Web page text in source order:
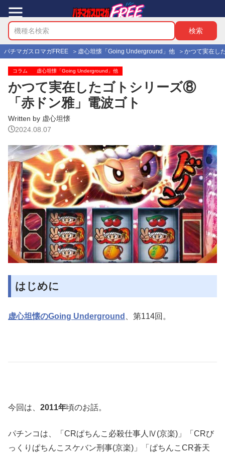
パチマガスロマガFREE 虚心坦懐「Going Underground」他 かつて実在し
コラム 虚心坦懐「Going Underground」他
かつて実在したゴトシリーズ⑧
「赤ドン雅」電波ゴト
Written by 虚心坦懐
2024.08.07
はじめに
虚心坦懐のGoing Underground 、第114回。
今回は、 2011年頃のお話。
パチンコは、「CRぱちんこ必殺仕事人Ⅳ(京楽)」「CRび
っくりぱちんこスケバン刑事(京楽)」「ぱちんこCR蒼天